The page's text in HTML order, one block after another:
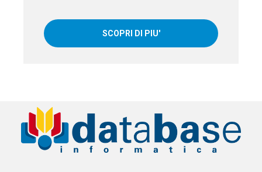
SCOPRI DI PIU'